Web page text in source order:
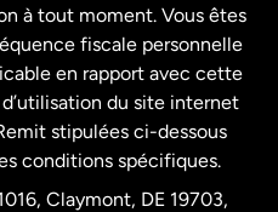
à tout moment. Vous êtes
fiscale personnelle
en rapport avec cette
du site internet
stipulées ci-dessous
conditions spécifiques.
Claymont, DE 19703,